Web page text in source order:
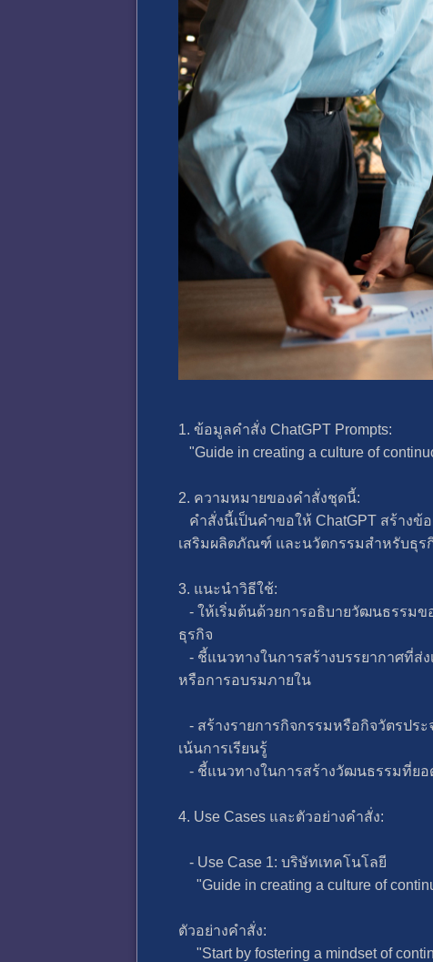
1. ข้อมูลคำสั่ง ChatGPT Prompts:
"Guide in creating a culture of
2. ความหมายของคำสั่งชุดนี้:
คำสั่งนี้เป็นคำขอให้ ChatGPT สร้างข้
เสริมผลิตภัณฑ์ และนวัตกรรมสำหรับธุร
3. แนะนำวิธีใช้:
- ให้เริ่มต้นด้วยการอธิบายวัฒนธรรมข
ธุรกิจ
- ชี้แนวทางในการสร้างบรรยากาศที่ส่
หรือการอบรมภายใน
- สร้างรายการกิจกรรมหรือกิจวัตรปร
เน้นการเรียนรู้
- ชี้แนวทางในการสร้างวัฒนธรรมที่ยอ
4. Use Cases และตัวอย่างคำสั่ง:
- Use Case 1: บริษัทเทคโนโลยี
"Guide in creating a culture of
ตัวอย่างคำสั่ง:
"Start by fostering a mindset of